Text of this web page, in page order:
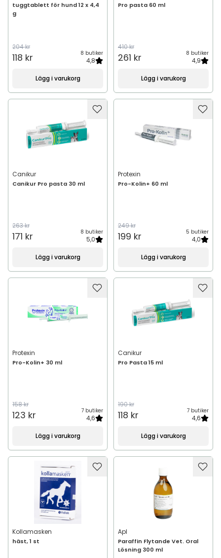
tuggtablett för hund 12 x 4,4
g
204 kr
118 kr 8 butiker
4,8
Lägg i varukorg
Pro pasta 60 ml
410 kr
261 kr 8 butiker
4,9
Lägg i varukorg
Canikur
Canikur Pro pasta 30 ml
263 kr
171 kr 8 butiker
5,0
Lägg i varukorg
Protexin
Pro-Kolin+ 60 ml
249 kr
199 kr 5 butiker
4,0
Lägg i varukorg
Protexin
Pro-Kolin+ 30 ml
158 kr
123 kr 7 butiker
4,6
Lägg i varukorg
Canikur
Pro Pasta 15 ml
190 kr
118 kr 7 butiker
4,6
Lägg i varukorg
Kollamasken
häst, 1 st
Apl
Paraffin Flytande Vet. Oral
Lösning 300 ml